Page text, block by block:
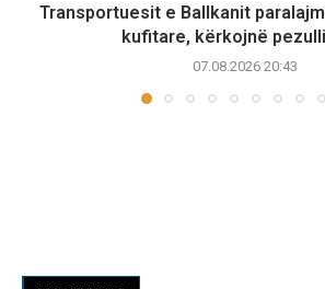
Transportuesit e Ballkanit
kufitare, kërkojnë
07.08.2026 20:43